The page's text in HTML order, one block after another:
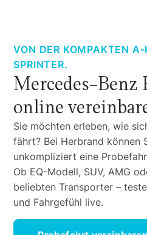
VON DER KOMPAKTEN
SPRINTER.
Mercedes-Benz
online
Sie möchten erleben, wie
fährt? Bei Herbrand können
unkompliziert eine
Ob EQ-Modell, SUV, AMG
beliebten Transporter –
und Fahrgefühl live.